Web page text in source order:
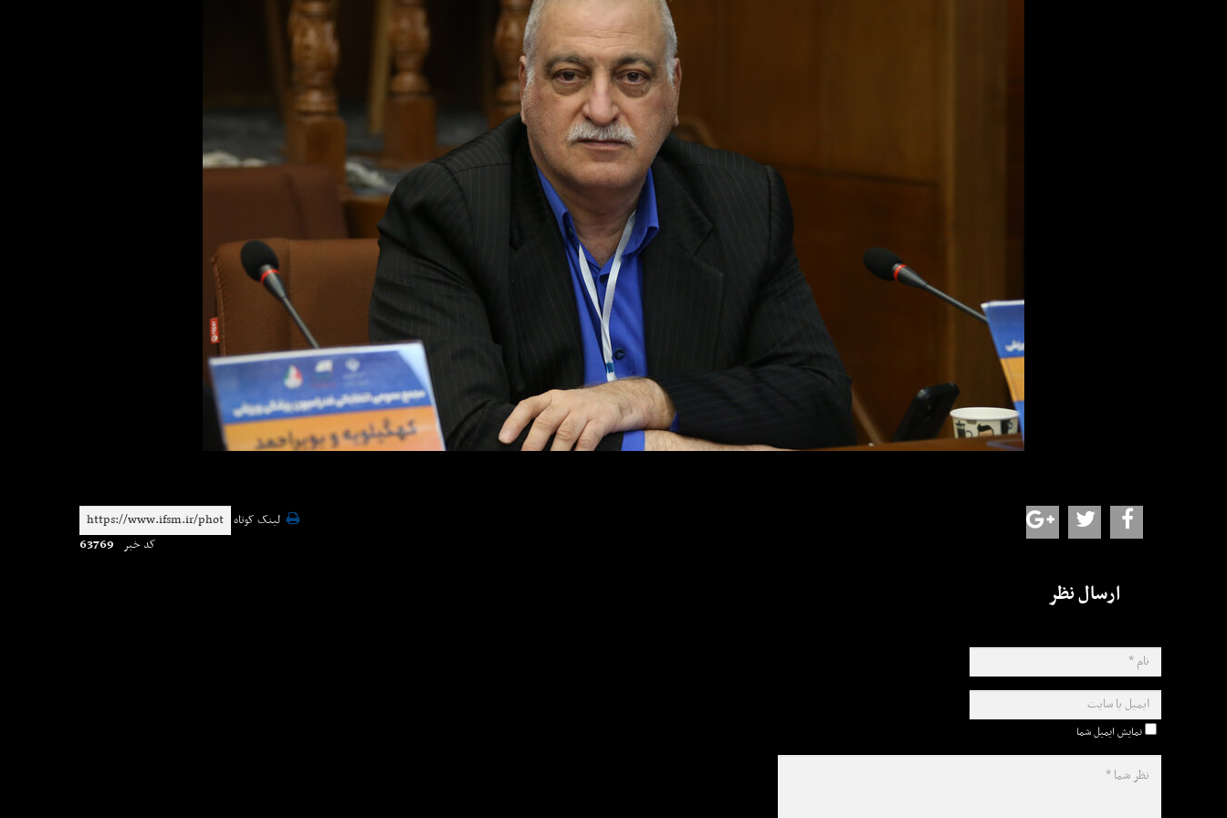
لینک کوتاه
کد خبر 63769
ارسال نظر
نمایش ایمیل شما